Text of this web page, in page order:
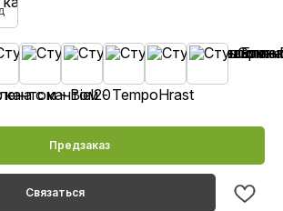
связаться с нами?
alesanby@mail.ru
продаж с 10:00 до 20:00
Контакты
Предзаказ
Связаться